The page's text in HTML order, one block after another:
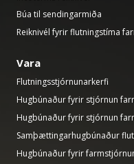
Búa til sendingarmiða
Reiknivél fyrir flutningstíma
Vara
Flutningsstjórnunarkerfi
Hugbúnaður fyrir stjórnun
Hugbúnaður fyrir stjórnun
Samþættingarhugbúnaður
Hugbúnaður fyrir